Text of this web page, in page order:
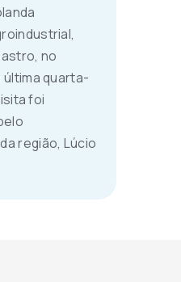
no
última quarta-
foi
região, Lúcio